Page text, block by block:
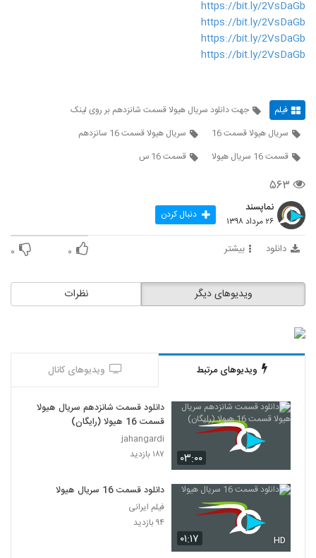
https://bit.ly/2VsDaGb
https://bit.ly/2VsDaGb
https://bit.ly/2VsDaGb
https://bit.ly/2VsDaGb
فیلم
جهت دانلود سریال هیولا قسمت شانزدهم بر روی لینک
سریال هیولا قسمت 16
سریال هیولا قسمت 16 سانزدهم
قسمت 16 سریال هیولا
قسمت 16 س
۵۶۳
نماپسند
۲۶ مرداد ۱۳۹۸ دنبال کردن
دانلود بیشتر ۰ ۰
نظرات ویدیوهای دیگر
ویدیوهای مرتبط ویدیوهای کانال
۰۳:۰۰
دانلود قسمت شانزدهم سریال هیولا
قسمت 16 هیولا (رایگان)
jahangardi
۱۸۷ بازدید
۰۱:۱۷ HD
دانلود قسمت 16 سریال هیولا
فیلم ایرانی
۹۴ بازدید